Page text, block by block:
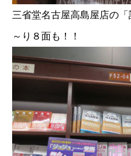
三省堂名古屋高島屋店の
～り８面も！！